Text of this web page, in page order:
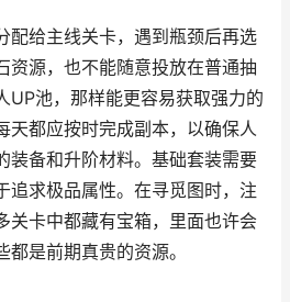
配给主线关卡，遇到瓶颈后再选
资源，也不能随意投放在普通抽
UP池，那样能更容易获取强力的
天都应按时完成副本，以确保人
装备和升阶材料。基础套装需要
追求极品属性。在寻觅图时，注
关卡中都藏有宝箱，里面也许会
是前期真贵的资源。